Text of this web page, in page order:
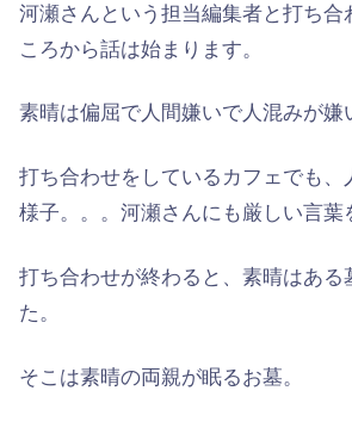
河瀬さんという担当編集者と打ち合
ころから話は始まります。
素晴は偏屈で人間嫌いで人混みが嫌
打ち合わせをしているカフェでも、
様子。。。河瀬さんにも厳しい言葉
打ち合わせが終わると、素晴はある
た。
そこは素晴の両親が眠るお墓。